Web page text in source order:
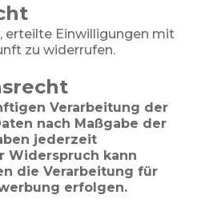
erteilte Einwilligungen mit
zu widerrufen.
Verarbeitung der
nach Maßgabe der
jederzeit
Widerspruch kann
die Verarbeitung für
erfolgen.